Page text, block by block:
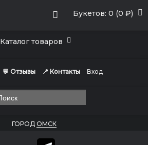
Букетов: 0 (0 ₽)
Каталог товаров
💬 Отзывы 📍 Контакты Вход
ГОРОД ОМСК